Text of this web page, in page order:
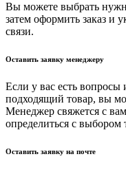
Вы можете выбрать
затем оформить заказ и
связи.
Оставить заявку менеджеру
Если у вас есть
подходящий товар, вы
Менеджер свяжется с
определиться с выбором
Оставить заявку на почте